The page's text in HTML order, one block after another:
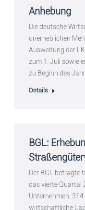
Anhebung
Die deutsche
unerheblichen
Ausweitung der
zum 1. Juli sowie
zu Beginn des
Details
BGL:
Der BGL befragte
das vierte Quartal
Unternehmen,
wirtschaftliche